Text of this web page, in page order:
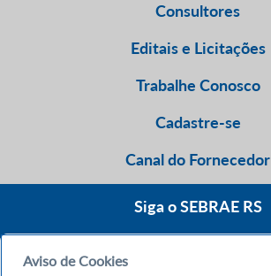
Consultores
Editais e Licitações
Trabalhe Conosco
Cadastre-se
Canal do Fornecedor
Siga o SEBRAE RS
Aviso de Cookies